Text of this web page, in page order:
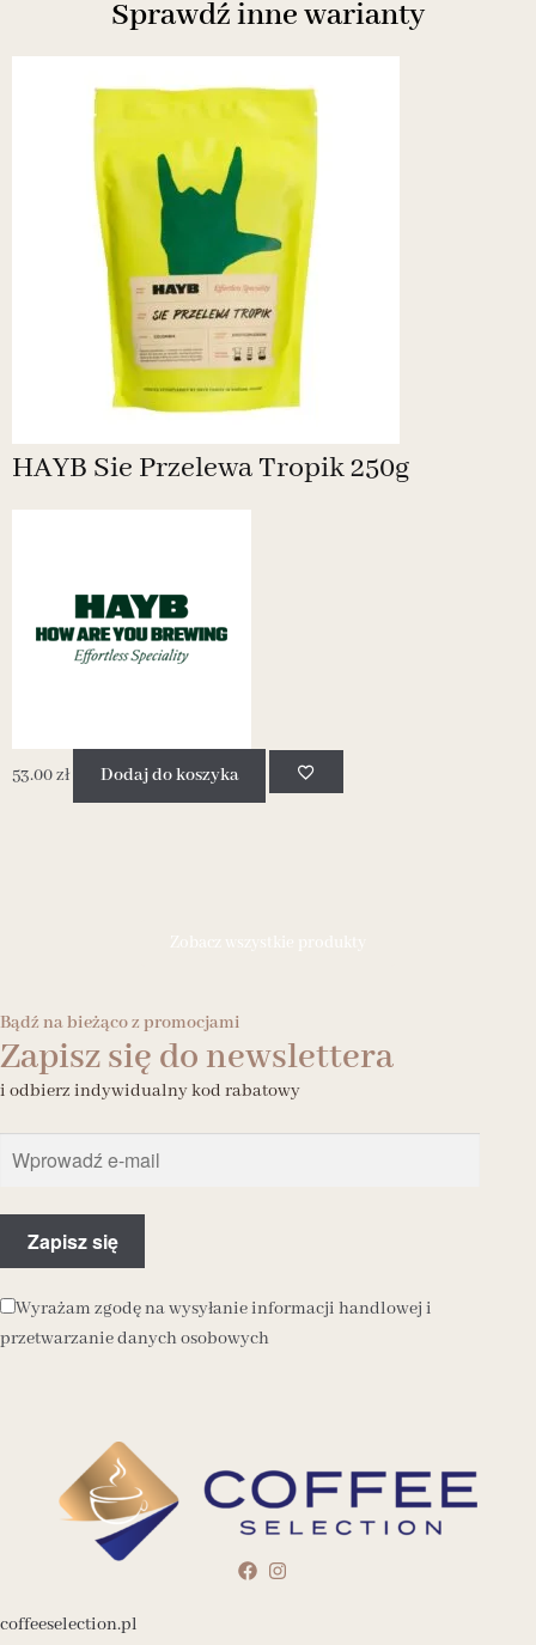
Sprawdź inne warianty
HAYB Sie Przelewa Tropik 250g
53.00zł Dodaj do koszyka
Zobacz wszystkie produkty
Bądź na bieżąco z promocjami
Zapisz się do newslettera
i odbierz indywidualny kod rabatowy
Wyrażam zgodę na wysyłanie informacji handlowej i
przetwarzanie danych osobowych
coffeeselection.pl
Powiadom o dostępności